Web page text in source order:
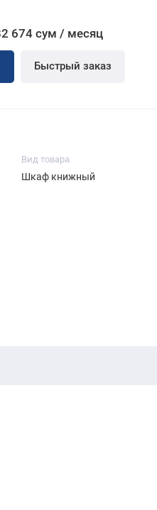
674 сум / месяц
Быстрый заказ
Вид товара
Шкаф книжный